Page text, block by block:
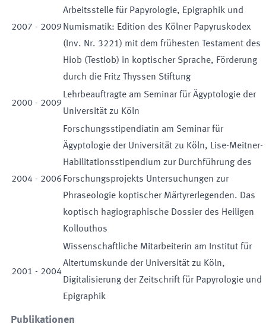
2007 - 2009
Arbeitsstelle für Papyrologie, Epigraphik und
Numismatik: Edition des Kölner Papyruskodex
(Inv. Nr. 3221) mit dem frühesten Testament des
Hiob (TestIob) in koptischer Sprache, Förderung
durch die Fritz Thyssen Stiftung
2000 - 2009
Lehrbeauftragte am Seminar für Ägyptologie der
Universität zu Köln
2004 - 2006
Forschungsstipendiatin am Seminar für
Ägyptologie der Universität zu Köln, Lise-Meitner-
Habilitationsstipendium zur Durchführung des
Forschungsprojekts Untersuchungen zur
Phraseologie koptischer Märtyrerlegenden. Das
koptisch hagiographische Dossier des Heiligen
Kollouthos
2001 - 2004
Wissenschaftliche Mitarbeiterin am Institut für
Altertumskunde der Universität zu Köln,
Digitalisierung der Zeitschrift für Papyrologie und
Epigraphik
Publikationen